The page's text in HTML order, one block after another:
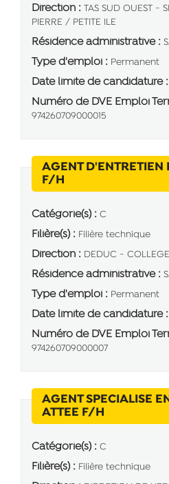
Direction : TAS SUD OUEST -
PIERRE / PETITE ILE
Résidence administrative :
Type d'emploi : Permanent
Date limite de candidature :
Numéro de DVE Emploi
974260709000015
AGENT D'ENTRETIEN
F/H
Catégorie(s) : C
Filière(s) : Filière technique
Direction : DEDUC -
Résidence administrative :
Type d'emploi : Permanent
Date limite de candidature :
Numéro de DVE Emploi
974260709000007
AGENT SPECIALISE
ATTEE F/H
Catégorie(s) : C
Filière(s) : Filière technique